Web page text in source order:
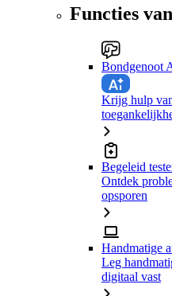
Functies
Bondgenoot
Krijg hulp
Begeleid
Ontdek
opsporen
Handmatige
Leg
digitaal vast